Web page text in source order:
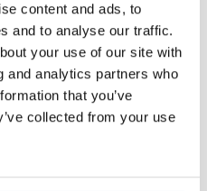
content and ads, to
and to analyse our traffic.
your use of our site with
and analytics partners who
that you’ve
collected from your use
rejsende skal du
et sted, ender hos
Du ønsker, at dine
indvirkning.
ejet hotel, spiser på
køber lokalt fremstillede
så har din rejse
og